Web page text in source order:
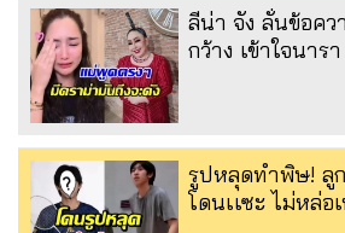
ลีน่า จัง ลั่นข้อคว
กว้าง เข้าใจนารา
รูปหลุดทำพิษ! ลู
โดนเเซะ ไม่หล่อ